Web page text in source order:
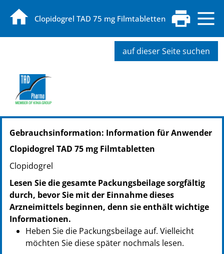
Clopidogrel TAD 75 mg Filmtabletten
auf dieser Seite suchen
PZN: 09191533
PPN: 110919153357
PZN: 09191556
PZN: 07784772
PPN: 110778477250
Gebrauchsinformation: Information für Anwender
Clopidogrel TAD 75 mg Filmtabletten
Clopidogrel
Lesen Sie die gesamte Packungsbeilage sorgfältig
durch, bevor Sie mit der Einnahme dieses
Arzneimittels beginnen, denn sie enthält wichtige
Informationen.
Heben Sie die Packungsbeilage auf. Vielleicht
möchten Sie diese später nochmals lesen.